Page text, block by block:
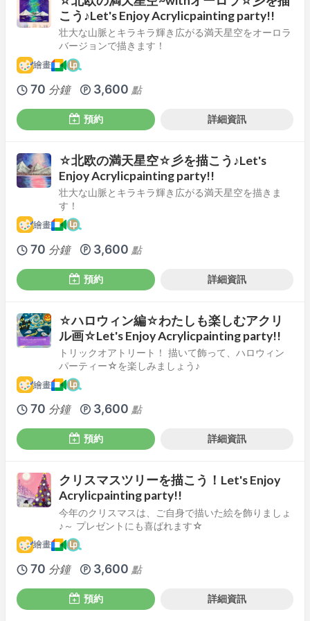
こう♪Let's Enjoy Acrylicpainting party!!
壮大な山脈とキラキラ輝き広がる満天星空をオーロラ
バージョンで描きます！
繪畫
70 分鐘 3,600 點
預約 詳細資訊
☆北欧の満天星空☆彡を描こう♪Let's
Enjoy Acrylicpainting party!!
壮大な山脈とキラキラ輝き広がる満天星空を描きま
す！
繪畫
70 分鐘 3,600 點
預約 詳細資訊
☆ハロウィン編☆わたしも楽しむアクリ
ル画☆Let's Enjoy Acrylicpainting party!!
トリックオアトリート！ 描いて飾って、ハロウィン
パーティー☆を楽しみましょう♪
繪畫
70 分鐘 3,600 點
預約 詳細資訊
クリスマスツリーを描こう！Let's Enjoy
Acrylicpainting party!!
今年のクリスマスは、ご自身で描いた絵を飾りましょ
♪～ プレゼントにも喜ばれます☆
繪畫
70 分鐘 3,600 點
預約 詳細資訊